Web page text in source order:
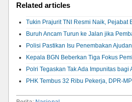
Related articles
Tukin Prajurit TNI Resmi Naik, Pejabat
Buruh Ancam Turun ke Jalan jika
Polisi Pastikan Isu Penembakan
Kepala BGN Beberkan Tiga Fokus
Polri Tegaskan Tak Ada Impunitas
PHK Tembus 32 Ribu Pekerja, DPR-